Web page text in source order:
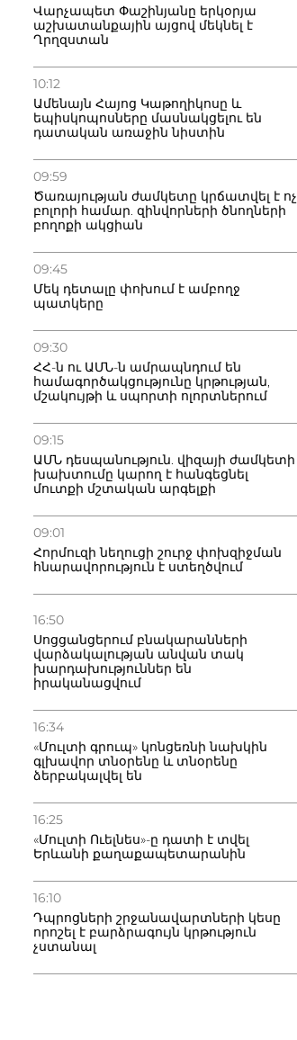
Վարչապետ Փաշինյանը երկօրյա
աշխատանքային այցով մեկնել է
Ղրղզստան
10:12
Ամենայն Հայոց Կաթողիկոսը և
եպիսկոպոսները մասնակցելու են
դատական առաջին նիստին
09:59
Ծառայության ժամկետը կրճատվել է ոչ
բոլորի համար. զինվորների ծնողների
բողոքի ակցիան
09:45
Մեկ դետալը փոխում է ամբողջ
պատկերը
09:30
ՀՀ-ն ու ԱՄՆ-ն ամրապնդում են
համագործակցությունը կրթության,
մշակույթի և սպորտի ոլորտներում
09:15
ԱՄՆ դեսպանություն. վիզայի ժամկետի
խախտումը կարող է հանգեցնել
մուտքի մշտական արգելքի
09:01
Հորմուզի նեղուցի շուրջ փոխզիջման
հնարավորություն է ստեղծվում
16:50
Սոցցանցերում բնակարանների
վարձակալության անվան տակ
խարդախություններ են
իրականացվում
16:34
«Մուլտի գրուպ» կոնցեռնի նախկին
գլխավոր տնօրենը և տնօրենը
ձերբակալվել են
16:25
«Մուլտի Ուելնես»-ը դատի է տվել
Երևանի քաղաքապետարանին
16:10
Դպրոցների շրջանավարտների կեսը
որոշել է բարձրագույն կրթություն
չստանալ